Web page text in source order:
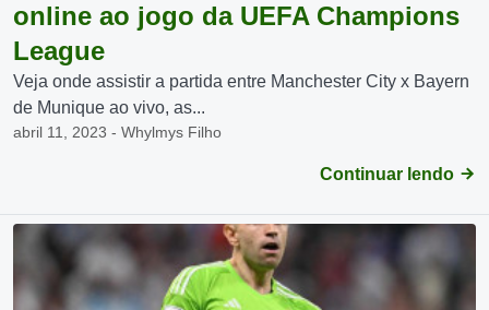
online ao jogo da UEFA Champions
League
Veja onde assistir a partida entre Manchester City x Bayern
de Munique ao vivo, as...
abril 11, 2023 - Whylmys Filho
Continuar lendo